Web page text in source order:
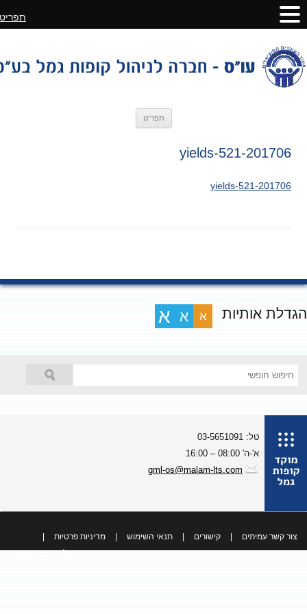
תפריט
201706-yields-521
201706-yields-521
אותיות א א א
טל: 03-5651091
א'-ה' 08:00 – 16:00
gml-os@malam-lts.com
צור קשר עמיתים קישורים תנאי השימוש מדיניות פרטיות
כל הזכויות שמורות
תפריט